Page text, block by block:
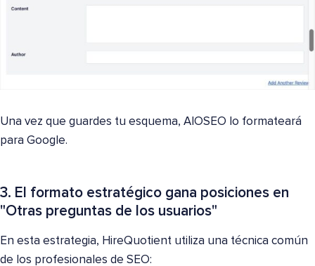
Una vez que guardes tu esquema, AIOSEO lo formateará
para Google.
3. El formato estratégico gana posiciones en
"Otras preguntas de los usuarios"
En esta estrategia, HireQuotient utiliza una técnica común
de los profesionales de SEO: